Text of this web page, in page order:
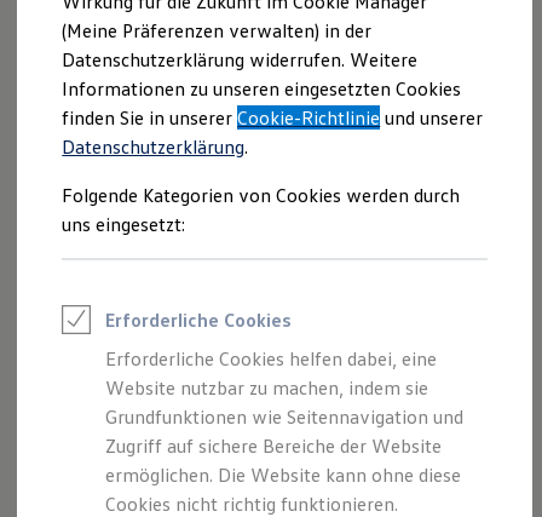
Journalisten
Sportvereine
Branchenlösungen
Bau & Handwerk
Gewerbliche Personenbeförderung
Service & mobile Werkstätten
Kurier, Logistik & Handel
Feuerwehr
Rettungsdienste
ONE Business ID Vorteile
Fahrzeugsuche & Marktplatz
Digitaler Marktplatz
Kauf & Finanzierung
Online-Fahrzeugbewertung
Aktionen & Angebote
E-Auto-Förderung
Für Privatkunden
Für Gewerbekunden
Profi Paket
TopDeal
Serienmäßiger Fahrer- und Beifahrerairbag
Bietet serienmäßig bestmöglichen Schutz bei einem
Frontalaufprall. Auf Wunsch ist ein Seiten-Kopf-Airbag
Serienmäßige Multikollisionsbremse
werden im Idealfall Folgekollisionen vermieden. Nach einer
kurzen Verzögerung wird das Fahrzeug schubweise auf 10
km/h abgebremst, wobei der Fahrer jederzeit wieder die
Kontrolle übernehmen kann.
1
Serienmäßiges Antiblockiersystem (ABS) 1
(Meine Präferenzen verwalten) in der
Datenschutzerklärung widerrufen. Weitere
Informationen zu unseren eingesetzten Cookies
finden Sie in unsererCookie-Richtlinie und unserer
Datenschutzerklärung.
Folgende Kategorien von Cookies werden durch
uns eingesetzt:
Erforderliche Cookies
Erforderliche Cookies helfen dabei, eine
Website nutzbar zu machen, indem sie
Grundfunktionen wie Seitennavigation und
Zugriff auf sichere Bereiche der Website
ermöglichen. Die Website kann ohne diese
Cookies nicht richtig funktionieren.